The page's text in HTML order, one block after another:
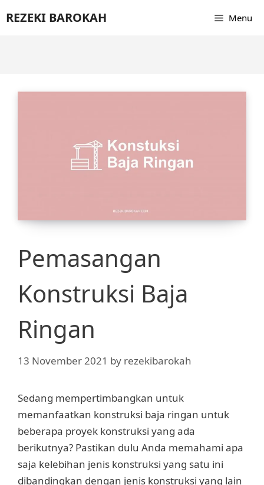
toREZEKI BAROKAH Menu
Pemasangan
Konstruksi Baja
Ringan
13 November 2021 by rezekibarokah
Sedang mempertimbangkan untuk
memanfaatkan konstruksi baja ringan untuk
beberapa proyek konstruksi yang ada
berikutnya? Pastikan dulu Anda memahami apa
saja kelebihan jenis konstruksi yang satu ini
dibandingkan dengan jenis konstruksi yang lain